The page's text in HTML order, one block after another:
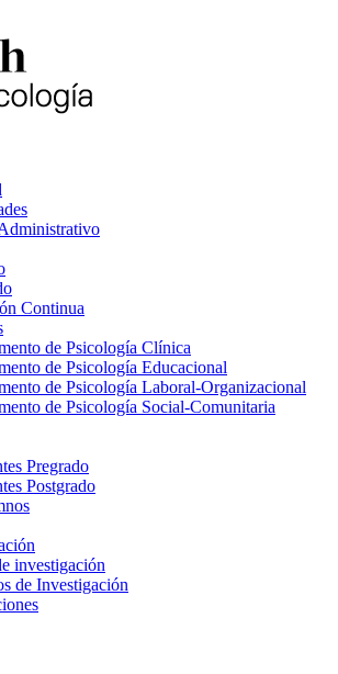
Continua
de Psicología Clínica
de Psicología Educacional
de Psicología Laboral-Organizacional
de Psicología Social-Comunitaria
Pregrado
Postgrado
investigación
de Investigación